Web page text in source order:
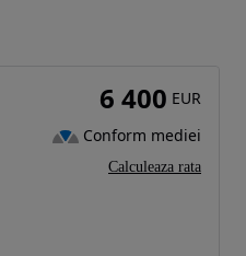
6 400 EUR
Conform mediei
Calculeaza rata